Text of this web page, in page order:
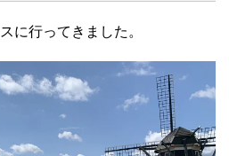
に行ってきました。